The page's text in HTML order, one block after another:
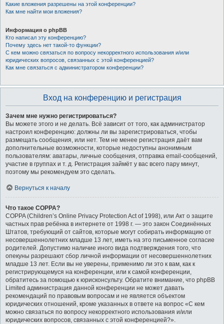
Какие вложения разрешены на этой конференции?
Как мне найти мои вложения?
Информация о phpBB
Кто написал эту конференцию?
Почему здесь нет такой-то функции?
С кем можно связаться по вопросу некорректного использования и/или
юридических вопросов, связанных с этой конференцией?
Как мне связаться с администратором конференции?
Вход на конференцию и регистрация
Зачем мне нужно регистрироваться?
Вы можете этого и не делать. Всё зависит от того, как администратор
настроил конференцию: должны ли вы зарегистрироваться, чтобы
размещать сообщения, или нет. Тем не менее регистрация даёт вам
дополнительные возможности, которые недоступны анонимным
пользователям: аватары, личные сообщения, отправка email-сообщений,
участие в группах и т. д. Регистрация займёт у вас всего пару минут,
поэтому мы рекомендуем это сделать.
Вернуться к началу
Что такое COPPA?
COPPA (Children’s Online Privacy Protection Act of 1998), или Акт о защите
частных прав ребёнка в интернете от 1998 г. — это закон Соединённых
Штатов, требующий от сайтов, которые могут собирать информацию от
несовершеннолетних младше 13 лет, иметь на это письменное согласие
родителей. Допустимо наличие иного вида подтверждения того, что
опекуны разрешают сбор личной информации от несовершеннолетних
младше 13 лет. Если вы не уверены, применимо ли это к вам, как к
регистрирующемуся на конференции, или к самой конференции,
обратитесь за помощью к юрисконсульту. Обратите внимание, что phpBB
Limited администрация данной конференции не может давать
рекомендаций по правовым вопросам и не является объектом
юридических отношений, кроме указанных в ответе на вопрос «С кем
можно связаться по вопросу некорректного использования и/или
юридических вопросов, связанных с этой конференцией?».